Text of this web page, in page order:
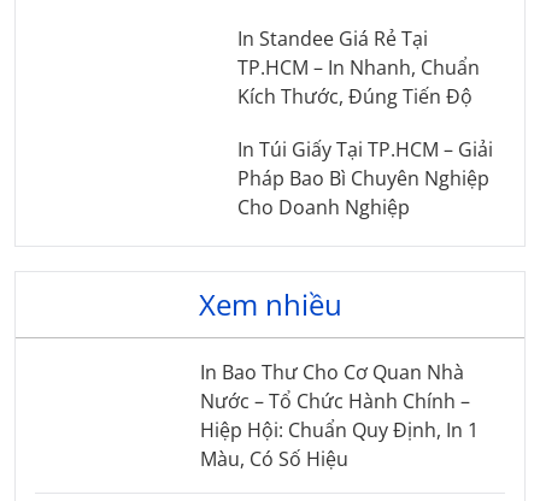
In Standee Giá Rẻ Tại
TP.HCM – In Nhanh, Chuẩn
Kích Thước, Đúng Tiến Độ
In Túi Giấy Tại TP.HCM – Giải
Pháp Bao Bì Chuyên Nghiệp
Cho Doanh Nghiệp
Xem nhiều
In Bao Thư Cho Cơ Quan Nhà
Nước – Tổ Chức Hành Chính –
Hiệp Hội: Chuẩn Quy Định, In 1
Màu, Có Số Hiệu